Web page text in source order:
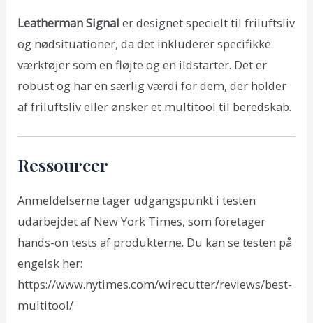
Leatherman Signal er designet specielt til friluftsliv
og nødsituationer, da det inkluderer specifikke
værktøjer som en fløjte og en ildstarter. Det er
robust og har en særlig værdi for dem, der holder
af friluftsliv eller ønsker et multitool til beredskab.
Ressourcer
Anmeldelserne tager udgangspunkt i testen
udarbejdet af New York Times, som foretager
hands-on tests af produkterne. Du kan se testen på
engelsk her:
https://www.nytimes.com/wirecutter/reviews/best-
multitool/